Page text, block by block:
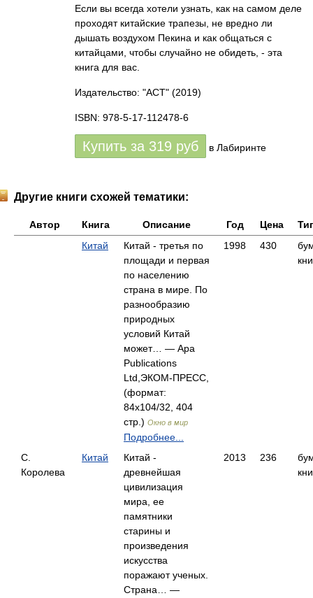
Если вы всегда хотели узнать, как на самом деле
проходят китайские трапезы, не вредно ли
дышать воздухом Пекина и как общаться с
китайцами, чтобы случайно не обидеть, - эта
книга для вас.
Издательство: "АСТ" (2019)
ISBN: 978-5-17-112478-6
Купить за 319 руб в Лабиринте
Другие книги схожей тематики:
Автор Книга Описание Год Цена
Китай
Китай - третья по
площади и первая
по населению
страна в мире. По
разнообразию
природных
условий Китай
может… — Apa
Publications
Ltd,ЭКОМ-ПРЕСС,
(формат:
84x104/32, 404
стр.) Окно в мир
Подробнее...
1998 430
С.
Королева
Китай
Китай -
древнейшая
цивилизация
мира, ее
памятники
старины и
произведения
искусства
поражают ученых.
Страна… —
2013 236